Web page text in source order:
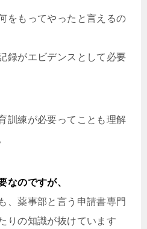
をもってやったと言えるの
録がエビデンスとして必要
訓練が必要ってことも理解
なのですが、
、薬事部と言う申請書専門
りの知識が抜けています